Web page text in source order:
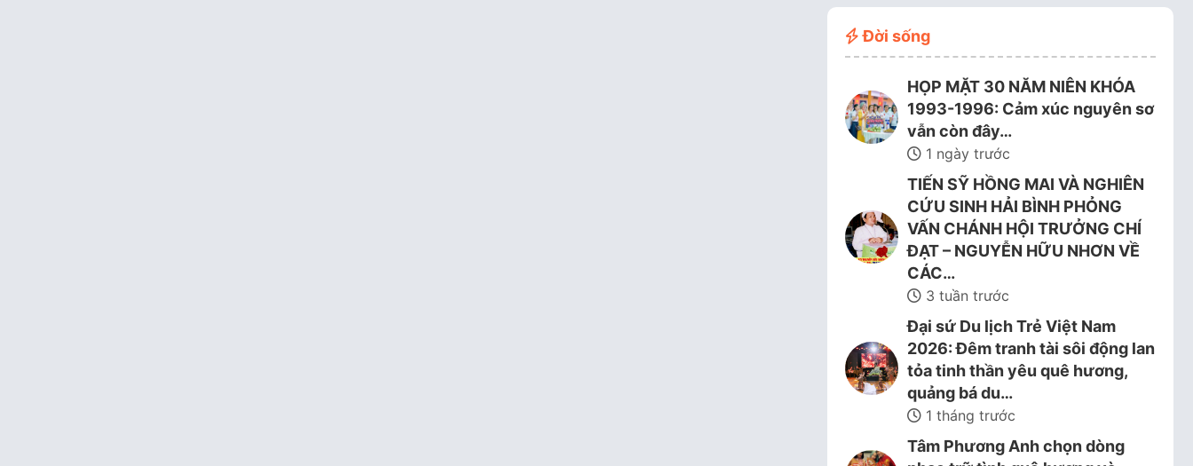
Đời sống
HỌP MẶT 30 NĂM NIÊN KHÓA
1993-1996: Cảm xúc nguyên sơ
vẫn còn đây…
1 ngày trước
TIẾN SỸ HỒNG MAI VÀ NGHIÊN
CỨU SINH HẢI BÌNH PHỎNG
VẤN CHÁNH HỘI TRƯỞNG CHÍ
ĐẠT – NGUYỄN HỮU NHƠN VỀ
CÁC…
3 tuần trước
Đại sứ Du lịch Trẻ Việt Nam
2026: Đêm tranh tài sôi động lan
tỏa tinh thần yêu quê hương,
quảng bá du…
1 tháng trước
Tâm Phương Anh chọn dòng